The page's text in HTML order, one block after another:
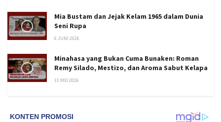
Mia Bustam dan Jejak Kelam 1965 dalam Dunia
Seni Rupa
6 JUNI 2026
Minahasa yang Bukan Cuma Bunaken: Roman
Remy Silado, Mestizo, dan Aroma Sabut Kelapa
31 MEI 2026